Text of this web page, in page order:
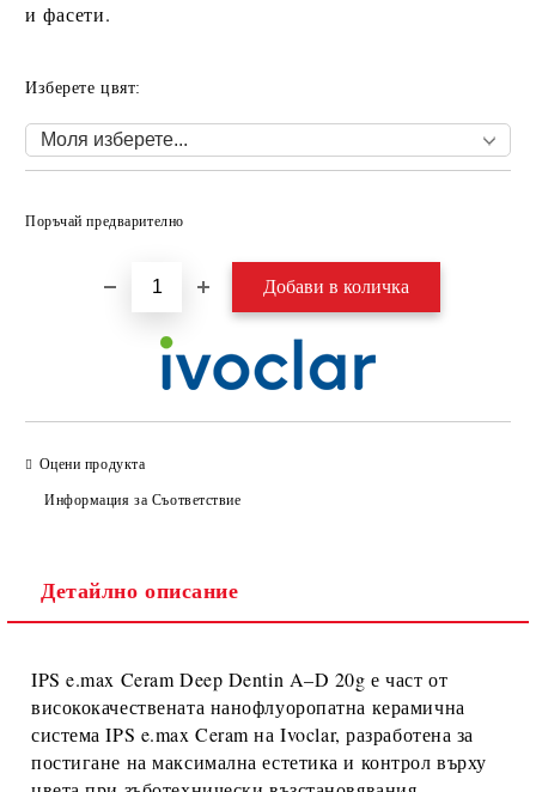
и фасети.
Изберете цвят:
Поръчай предварително
Оцени продукта
Информация за Съответствие
Детайлно описание
IPS e.max Ceram Deep Dentin A–D 20g е част от
висококачествената нанофлуоропатна керамична
система IPS e.max Ceram наIvoclar, разработена за
постигане на максимална естетика и контрол върху